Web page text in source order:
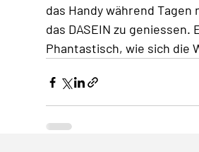
Wirken, Wirkung Keynote
das Handy während
das DASEIN zu
Phantastisch, wie sich die